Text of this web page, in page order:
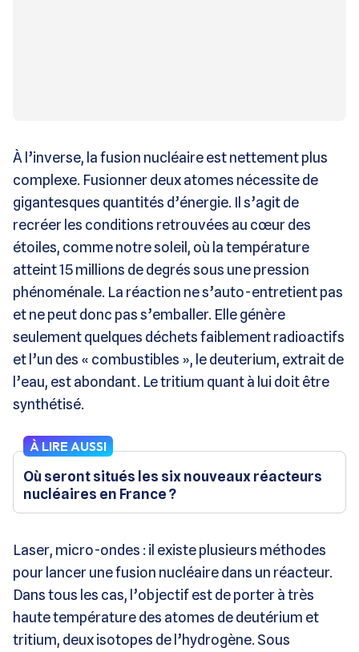
À l’inverse, la fusion nucléaire est nettement plus
complexe. Fusionner deux atomes nécessite de
gigantesques quantités d’énergie. Il s’agit de
recréer les conditions retrouvées au cœur des
étoiles, comme notre soleil, où la température
atteint 15 millions de degrés sous une pression
phénoménale. La réaction ne s’auto-entretient pas
et ne peut donc pas s’emballer. Elle génère
seulement quelques déchets faiblement radioactifs
et l’un des « combustibles », le deuterium, extrait de
l’eau, est abondant. Le tritium quant à lui doit être
synthétisé.
À LIRE AUSSI
Où seront situés les six nouveaux réacteurs
nucléaires en France ?
Laser, micro-ondes : il existe plusieurs méthodes
pour lancer une fusion nucléaire dans un réacteur.
Dans tous les cas, l’objectif est de porter à très
haute température des atomes de deutérium et
tritium, deux isotopes de l’hydrogène. Sous